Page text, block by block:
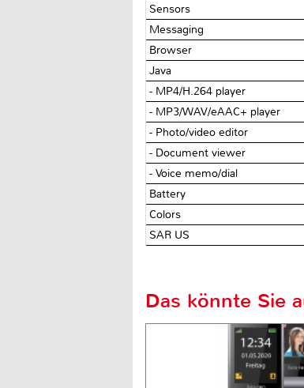
Sensors
Messaging
Browser
Java
- MP4/H.264 player
- MP3/WAV/eAAC+ player
- Photo/video editor
- Document viewer
- Voice memo/dial
Battery
Colors
SAR US
Das könnte Sie